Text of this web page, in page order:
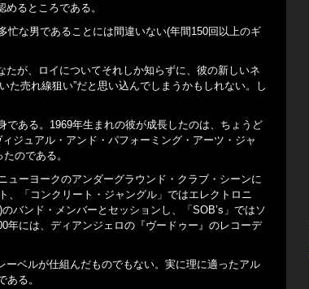
るところである。
忙な男であることには間違いない(年間150回以上のギ
が、ロイについてそれしか知らずに、彼の新しいネ
た売れ線狙い”だと思い込んでしまうかもしれない。し
ある。1969年生まれの彼が成長したのは、ちょうど
ジュアル・アンド・パフォーミング・アーツ・ジャ
のである。
ューヨークのアンダーグラウンド・クラブ・シーンに
、「コンクリート・ジャングル」ではエレクトロニ
バンド・メンバーとセッションし、「SOB’s」ではソ
年には、ディアンジェロの『ヴードゥー』のレコーデ
ベルが仕組んだものでもない。実に理に適ったアル
る。